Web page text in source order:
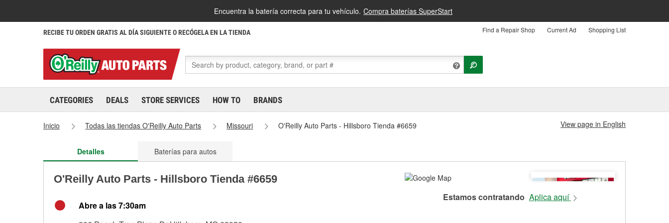
Encuentra la batería correcta para tu vehículo. Compra baterías SuperStart
RECIBE TU ORDEN GRATIS AL DÍA SIGUIENTE O RECÓGELA EN LA TIENDA Find a Repair Shop Current Ad Shopping List
CATEGORIES DEALS STORE SERVICES HOW TO BRANDS
Inicio Todas las tiendas O'Reilly Auto Parts Missouri O'Reilly Auto Parts - Hillsboro Tienda #6659 View page in English
Detalles Baterías para autos
O'Reilly Auto Parts - Hillsboro Tienda #6659
Abre a las 7:30am
Estamos contratando Aplica aquí